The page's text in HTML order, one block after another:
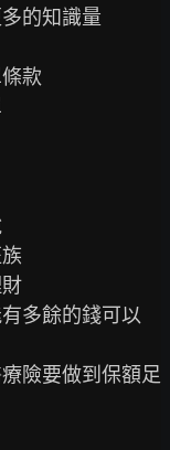
的知識量
款
多餘的錢可以
險要做到保額足